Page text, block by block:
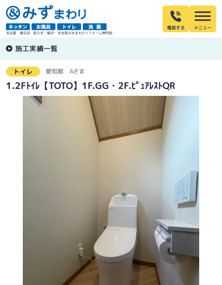
名古屋・春日井・長久手・稲沢・多治見の水まわりリフォーム専門店
電話する
施工実績一覧
トイレ 愛知郡 Aさま
1.2Fﾄｲﾚ【TOTO】1F.GG・2F.ﾋﾟｭｱﾚｽﾄQR